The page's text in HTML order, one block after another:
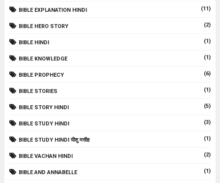
BIBLE EXPLANATION HINDI (11)
BIBLE HERO STORY (2)
BIBLE HINDI (1)
BIBLE KNOWLEDGE (1)
BIBLE PROPHECY (6)
BIBLE STORIES (1)
BIBLE STORY HINDI (5)
BIBLE STUDY HINDI (3)
BIBLE STUDY HINDI यीशु मसीह (1)
BIBLE VACHAN HINDI (2)
BIBLE AND ANNABELLE (1)